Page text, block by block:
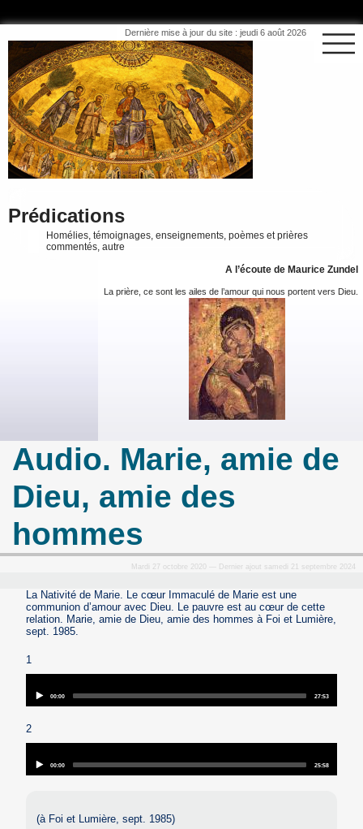
Dernière mise à jour du site : jeudi 6 août 2026
Prédications
Homélies, témoignages, enseignements, poèmes et prières
commentés, autre
A l’écoute de Maurice Zundel
La prière, ce sont les ailes de l’amour qui nous portent vers Dieu.
Audio. Marie, amie de
Dieu, amie des
hommes
Mardi 27 octobre 2020 — Dernier ajout samedi 21 septembre 2024
La Nativité de Marie. Le cœur Immaculé de Marie est une
communion d’amour avec Dieu. Le pauvre est au cœur de cette
relation. Marie, amie de Dieu, amie des hommes à Foi et Lumière,
sept. 1985.
1
Player
Current
time
00:00
Total
duration
27:53
2
Player
Current
time
00:00
Total
duration
25:58
(à Foi et Lumière, sept. 1985)